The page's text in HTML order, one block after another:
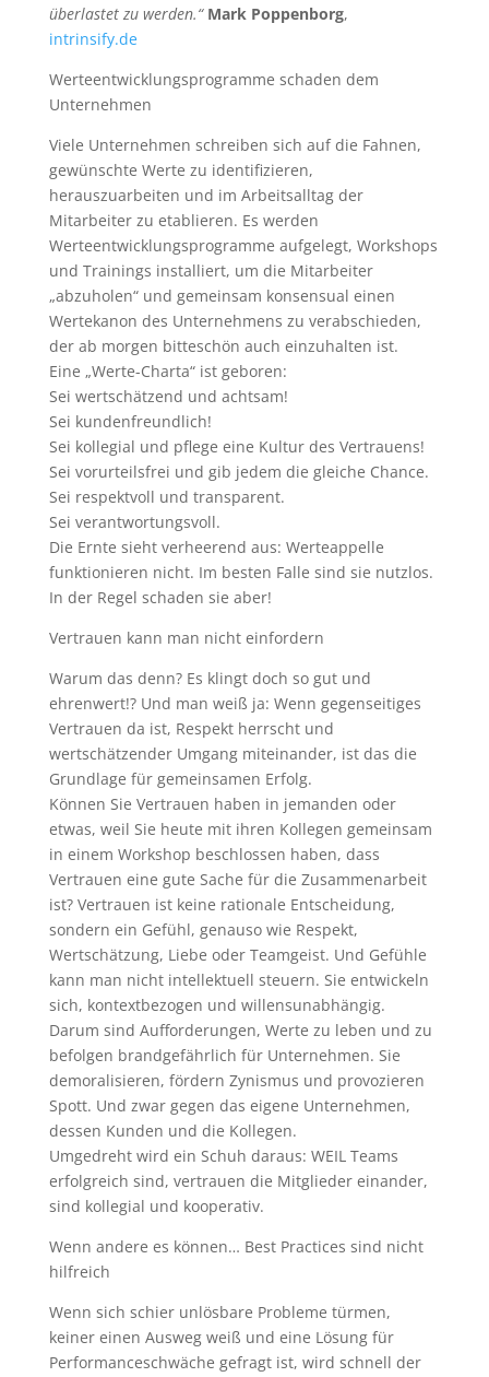
überlastet zu werden.“ Mark Poppenborg,
intrinsify.de
Werteentwicklungsprogramme schaden dem
Unternehmen
Viele Unternehmen schreiben sich auf die Fahnen,
gewünschte Werte zu identifizieren,
herauszuarbeiten und im Arbeitsalltag der
Mitarbeiter zu etablieren. Es werden
Werteentwicklungsprogramme aufgelegt, Workshops
und Trainings installiert, um die Mitarbeiter
„abzuholen“ und gemeinsam konsensual einen
Wertekanon des Unternehmens zu verabschieden,
der ab morgen bitteschön auch einzuhalten ist.
Eine „Werte-Charta“ ist geboren:
Sei wertschätzend und achtsam!
Sei kundenfreundlich!
Sei kollegial und pflege eine Kultur des Vertrauens!
Sei vorurteilsfrei und gib jedem die gleiche Chance.
Sei respektvoll und transparent.
Sei verantwortungsvoll.
Die Ernte sieht verheerend aus: Werteappelle
funktionieren nicht. Im besten Falle sind sie nutzlos.
In der Regel schaden sie aber!
Vertrauen kann man nicht einfordern
Warum das denn? Es klingt doch so gut und
ehrenwert!? Und man weiß ja: Wenn gegenseitiges
Vertrauen da ist, Respekt herrscht und
wertschätzender Umgang miteinander, ist das die
Grundlage für gemeinsamen Erfolg.
Können Sie Vertrauen haben in jemanden oder
etwas, weil Sie heute mit ihren Kollegen gemeinsam
in einem Workshop beschlossen haben, dass
Vertrauen eine gute Sache für die Zusammenarbeit
ist? Vertrauen ist keine rationale Entscheidung,
sondern ein Gefühl, genauso wie Respekt,
Wertschätzung, Liebe oder Teamgeist. Und Gefühle
kann man nicht intellektuell steuern. Sie entwickeln
sich, kontextbezogen und willensunabhängig.
Darum sind Aufforderungen, Werte zu leben und zu
befolgen brandgefährlich für Unternehmen. Sie
demoralisieren, fördern Zynismus und provozieren
Spott. Und zwar gegen das eigene Unternehmen,
dessen Kunden und die Kollegen.
Umgedreht wird ein Schuh daraus: WEIL Teams
erfolgreich sind, vertrauen die Mitglieder einander,
sind kollegial und kooperativ.
Wenn andere es können… Best Practices sind nicht
hilfreich
Wenn sich schier unlösbare Probleme türmen,
keiner einen Ausweg weiß und eine Lösung für
Performanceschwäche gefragt ist, wird schnell der